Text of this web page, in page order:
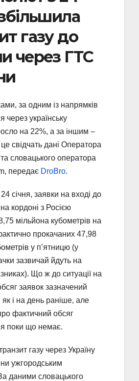
газу до
через ГТС
за одним із напрямків
через українську
на 22%, а за іншим –
свідчать дані Оператора
словацького оператора
передає DroBro.
січня, заявки на вході до
кордоні з Росією
мільйона кубометрів на
прокачаних 47,98
у п’ятницю (у
зазвичай йдуть на
Що ж до ситуації на
заявок зазначений
і на день раніше, але
фактичний обсяг
поки що немає.
газу через Україну
ужгородським
даними словацького